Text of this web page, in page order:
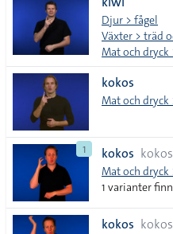
Djur > fågel
Växter > träd
Mat och
kokos
Mat och
1 kokos
Mat och
1 varianter
kokos